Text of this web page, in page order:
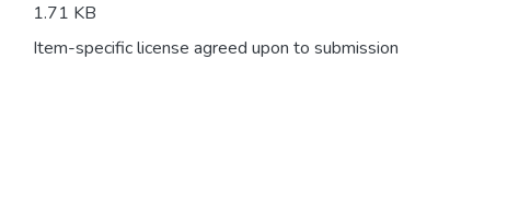
1.71 KB
Item-specific license agreed upon to submission